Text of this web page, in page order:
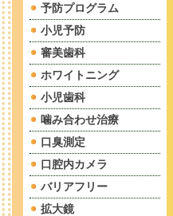
予防プログラム
小児予防
審美歯科
ホワイトニング
小児歯科
噛み合わせ治療
口臭測定
口腔内カメラ
バリアフリー
拡大鏡